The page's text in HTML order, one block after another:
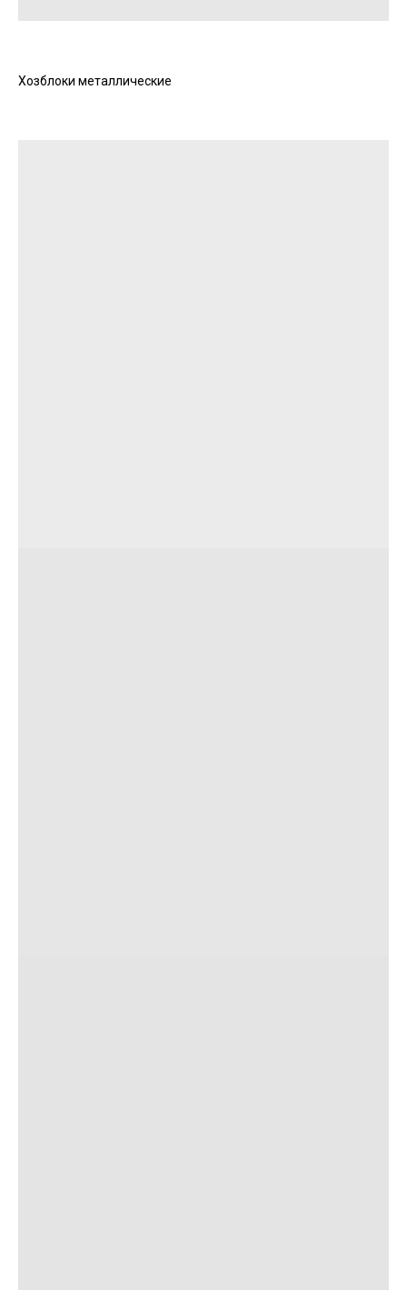
Хозблоки металлические